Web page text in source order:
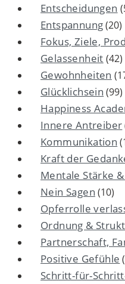
Entscheidungen
Entspannung(20)
Fokus, Ziele,
Gelassenheit (42)
Gewohnheiten
Glücklichsein (99)
Happiness
Innere Antreiber
Kommunikation
Kraft der
Mentale Stärke
Nein Sagen (10)
Opferrolle
Ordnung &
Partnerschaft,
Positive Gefühle
Schritt-für-